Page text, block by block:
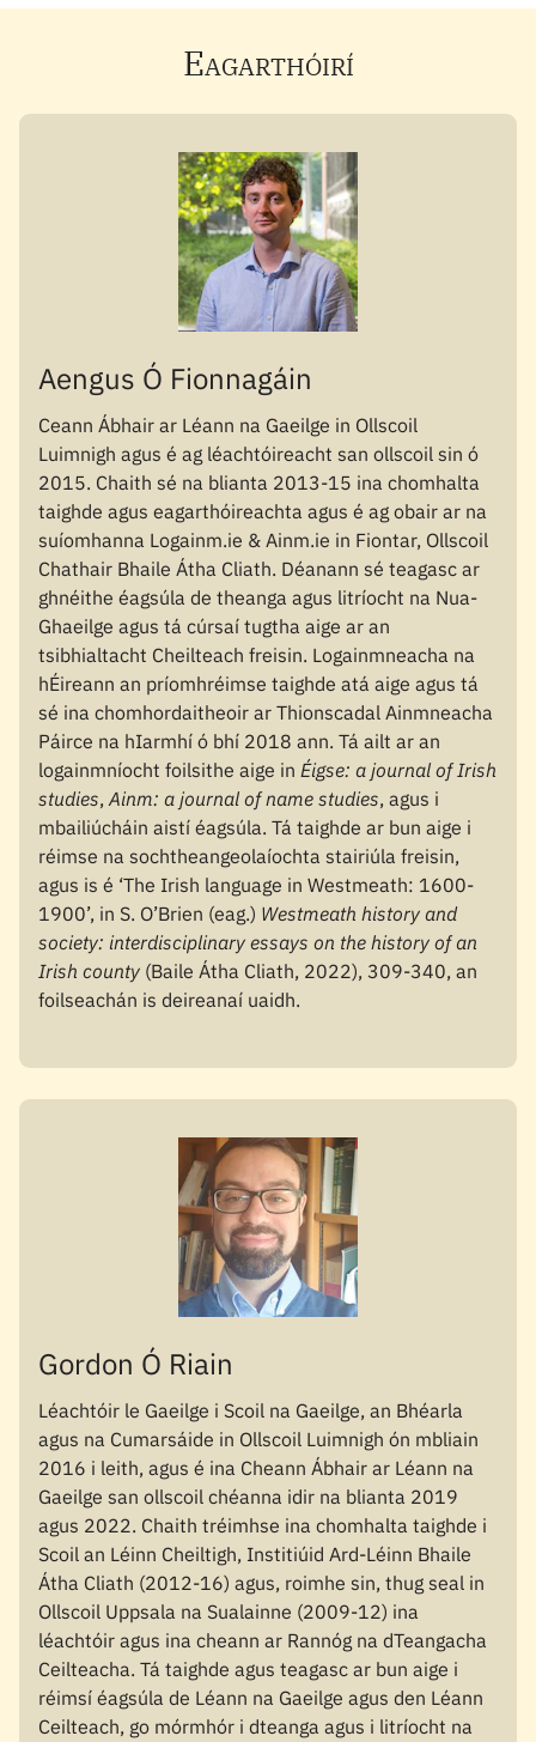
Eagarthóirí
Aengus Ó Fionnagáin
Ceann Ábhair ar Léann na Gaeilge in Ollscoil
Luimnigh agus é ag léachtóireacht san ollscoil sin ó
2015. Chaith sé na blianta 2013-15 ina chomhalta
taighde agus eagarthóireachta agus é ag obair ar na
suíomhanna Logainm.ie & Ainm.ie in Fiontar, Ollscoil
Chathair Bhaile Átha Cliath. Déanann sé teagasc ar
ghnéithe éagsúla de theanga agus litríocht na Nua-
Ghaeilge agus tá cúrsaí tugtha aige ar an
tsibhialtacht Cheilteach freisin. Logainmneacha na
hÉireann an príomhréimse taighde atá aige agus tá
sé ina chomhordaitheoir ar Thionscadal Ainmneacha
Páirce na hIarmhí ó bhí 2018 ann. Tá ailt ar an
logainmníocht foilsithe aige in Éigse: a journal of Irish
studies,Ainm: a journal of name studies, agus i
mbailiúcháin aistí éagsúla. Tá taighde ar bun aige i
réimse na sochtheangeolaíochta stairiúla freisin,
agus is é ‘The Irish language in Westmeath: 1600-
1900’, in S. O’Brien (eag.) Westmeath history and
society: interdisciplinary essays on the history of an
Irish county (Baile Átha Cliath, 2022), 309-340, an
foilseachán is deireanaí uaidh.
Gordon Ó Riain
Léachtóir le Gaeilge i Scoil na Gaeilge, an Bhéarla
agus na Cumarsáide in Ollscoil Luimnigh ón mbliain
2016 i leith, agus é ina Cheann Ábhair ar Léann na
Gaeilge san ollscoil chéanna idir na blianta 2019
agus 2022. Chaith tréimhse ina chomhalta taighde i
Scoil an Léinn Cheiltigh, Institiúid Ard-Léinn Bhaile
Átha Cliath (2012-16) agus, roimhe sin, thug seal in
Ollscoil Uppsala na Sualainne (2009-12) ina
léachtóir agus ina cheann ar Rannóg na dTeangacha
Ceilteacha. Tá taighde agus teagasc ar bun aige i
réimsí éagsúla de Léann na Gaeilge agus den Léann
Ceilteach, go mórmhór i dteanga agus i litríocht na